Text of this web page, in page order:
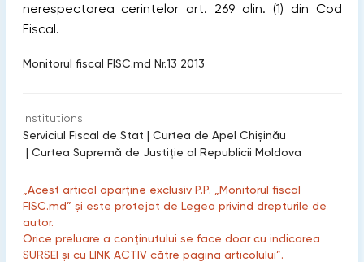
nerespectarea cerinţelor art. 269 alin. (1) din Cod
Fiscal.
Monitorul fiscal FISC.md Nr.13 2013
Institutions:
Serviciul Fiscal de Stat | Curtea de Apel Chișinău
| Curtea Supremă de Justiţie al Republicii Moldova
„Acest articol aparține exclusiv P.P. „Monitorul fiscal
FISC.md” și este protejat de Legea privind drepturile de
autor.
Orice preluare a conținutului se face doar cu indicarea
SURSEI și cu LINK ACTIV către pagina articolului”.